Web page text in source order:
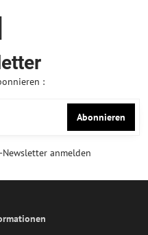
:
Abonnieren
anmelden